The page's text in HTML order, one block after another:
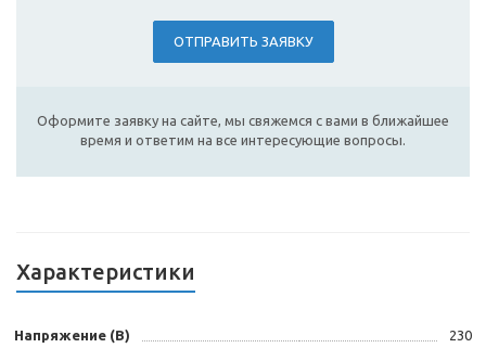
ОТПРАВИТЬ ЗАЯВКУ
Оформите заявку на сайте, мы свяжемся с вами в ближайшее
время и ответим на все интересующие вопросы.
Характеристики
Напряжение (В) 230